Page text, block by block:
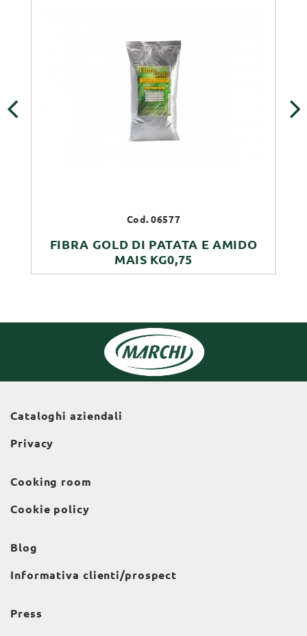
Cod. 06577
FIBRA GOLD DI PATATA E AMIDO
MAIS KG0,75
Cataloghi aziendali
Privacy
Cooking room
Cookie policy
Blog
Informativa clienti/prospect
Press